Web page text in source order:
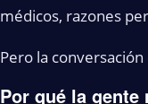
médicos, razones
Pero la
Por qué la gente